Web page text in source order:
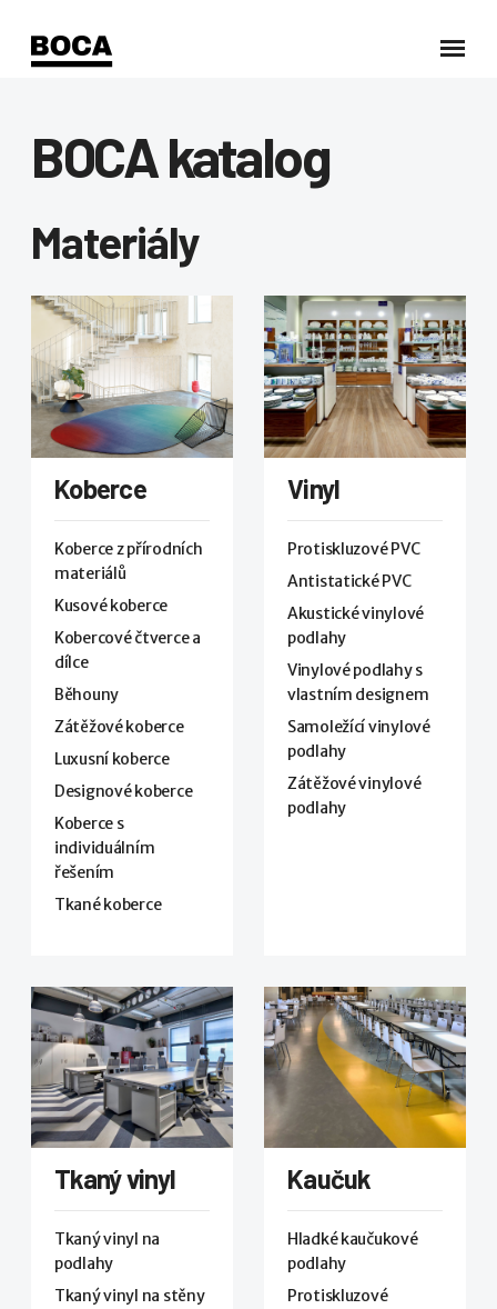
BOCA katalog
Materiály
Koberce
Koberce z přírodních
materiálů
Kusové koberce
Kobercové čtverce a
dílce
Běhouny
Zátěžové koberce
Luxusní koberce
Designové koberce
Koberce s
individuálním
řešením
Tkané koberce
Vinyl
Protiskluzové PVC
Antistatické PVC
Akustické vinylové
podlahy
Vinylové podlahy s
vlastním designem
Samoležící vinylové
podlahy
Zátěžové vinylové
podlahy
Tkaný vinyl
Tkaný vinyl na
podlahy
Tkaný vinyl na stěny
Kaučuk
Hladké kaučukové
podlahy
Protiskluzové